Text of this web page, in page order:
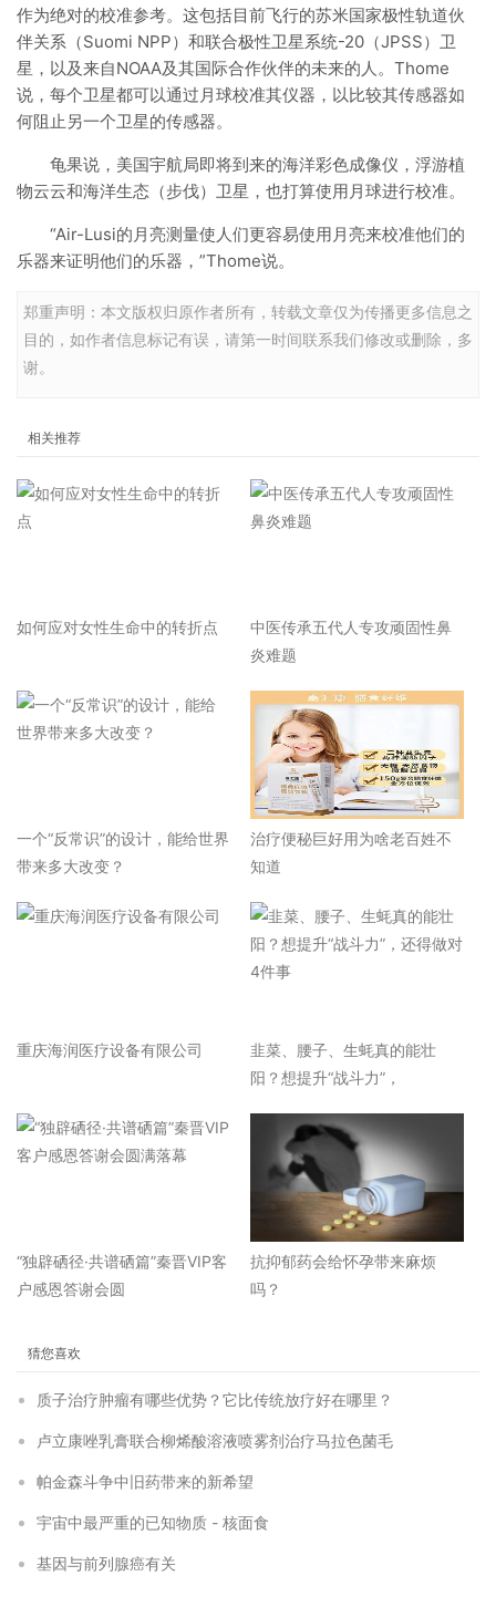
作为绝对的校准参考。这包括目前飞行的苏米国家极性轨道伙
伴关系（Suomi NPP）和联合极性卫星系统-20（JPSS）卫
星，以及来自NOAA及其国际合作伙伴的未来的人。Thome
说，每个卫星都可以通过月球校准其仪器，以比较其传感器如
何阻止另一个卫星的传感器。
龟果说，美国宇航局即将到来的海洋彩色成像仪，浮游植
物云云和海洋生态（步伐）卫星，也打算使用月球进行校准。
“Air-Lusi的月亮测量使人们更容易使用月亮来校准他们的
乐器来证明他们的乐器，”Thome说。
郑重声明：本文版权归原作者所有，转载文章仅为传播更多信息之
目的，如作者信息标记有误，请第一时间联系我们修改或删除，多
谢。
相关推荐
如何应对女性生命中的转折点
中医传承五代人专攻顽固性鼻
炎难题
一个“反常识”的设计，能给世界
带来多大改变？
治疗便秘巨好用为啥老百姓不
知道
重庆海润医疗设备有限公司
韭菜、腰子、生蚝真的能壮
阳？想提升“战斗力”，
“独辟硒径·共谱硒篇”秦晋VIP客
户感恩答谢会圆
抗抑郁药会给怀孕带来麻烦
吗？
猜您喜欢
质子治疗肿瘤有哪些优势？它比传统放疗好在哪里？
卢立康唑乳膏联合柳烯酸溶液喷雾剂治疗马拉色菌毛
帕金森斗争中旧药带来的新希望
宇宙中最严重的已知物质 - 核面食
基因与前列腺癌有关